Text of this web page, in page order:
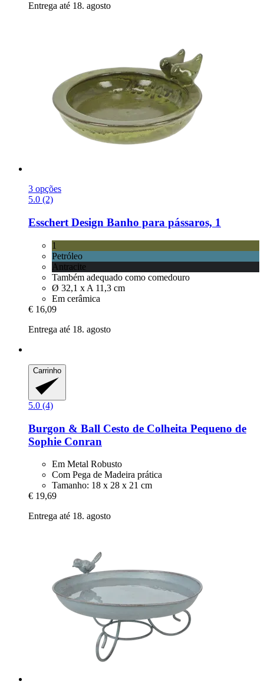
Entrega até 18. agosto
3 opções
5.0 (2)
Esschert Design Banho para pássaros, 1
1
Petróleo
Antracite
Também adequado como comedouro
Ø 32,1 x A 11,3 cm
Em cerâmica
€ 16,09
Entrega até 18. agosto
Carrinho
5.0 (4)
Burgon & Ball Cesto de Colheita Pequeno de
Sophie Conran
Em Metal Robusto
Com Pega de Madeira prática
Tamanho: 18 x 28 x 21 cm
€ 19,69
Entrega até 18. agosto